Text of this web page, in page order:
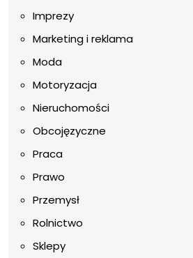
Imprezy
Marketing i reklama
Moda
Motoryzacja
Nieruchomości
Obcojęzyczne
Praca
Prawo
Przemysł
Rolnictwo
Sklepy